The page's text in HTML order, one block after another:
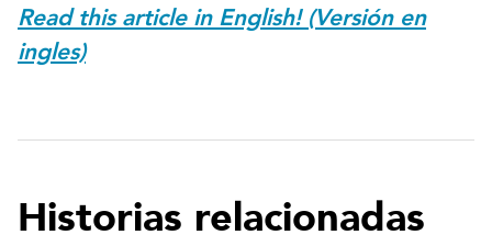
Read this article in English! (Versión en
ingles)
Historias relacionadas